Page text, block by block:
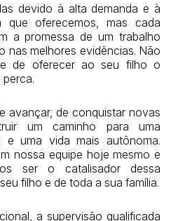
devido à alta demanda e à
que oferecemos, mas cada
a promessa de um trabalho
nas melhores evidências. Não
de oferecer ao seu filho o
avançar, de conquistar novas
um caminho para uma
e uma vida mais autônoma.
nossa equipe hoje mesmo e
ser o catalisador dessa
filho e de toda a sua família.
a supervisão qualificada